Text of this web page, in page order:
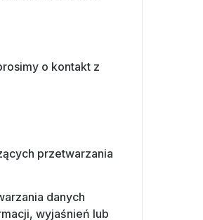
o kontakt z
przetwarzania
danych
wyjaśnień lub